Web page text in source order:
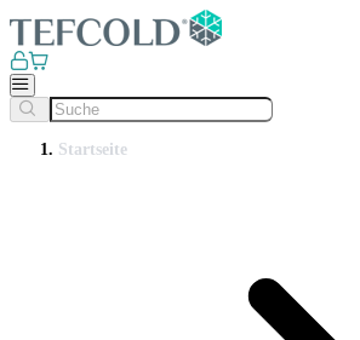
Startseite